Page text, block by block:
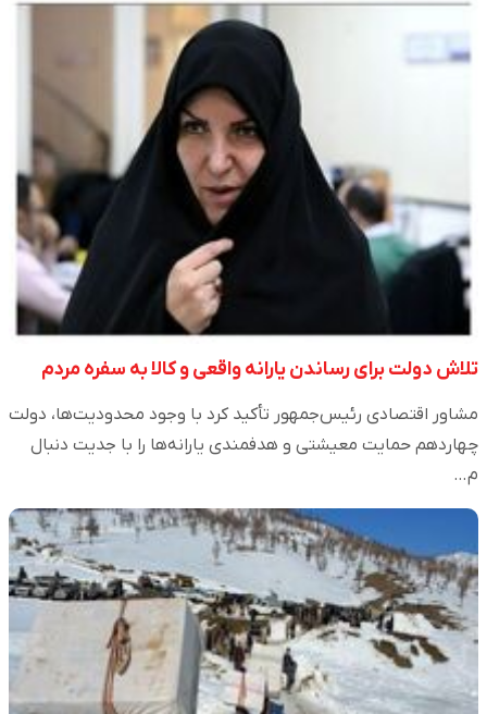
تلاش دولت برای رساندن یارانه واقعی و کالا به سفره مردم
مشاور اقتصادی رئیس‌جمهور تأکید کرد با وجود محدودیت‌ها، دولت
چهاردهم حمایت معیشتی و هدفمندی یارانه‌ها را با جدیت دنبال
م…